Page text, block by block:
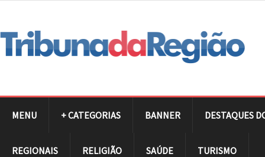
MENU + CATEGORIAS BANNER DESTAQUES
REGIONAIS RELIGIÃO SAÚDE TURISMO